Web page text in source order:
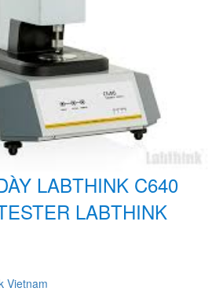
LABTHINK C640
LABTHINK
Vietnam